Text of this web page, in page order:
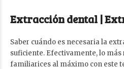
Extracción dental |
Saber cuándo es necesaria la
suficiente. Efectivamente, lo más
familiarices al máximo con este